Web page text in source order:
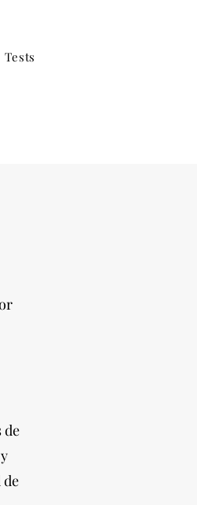
Tests
de
de